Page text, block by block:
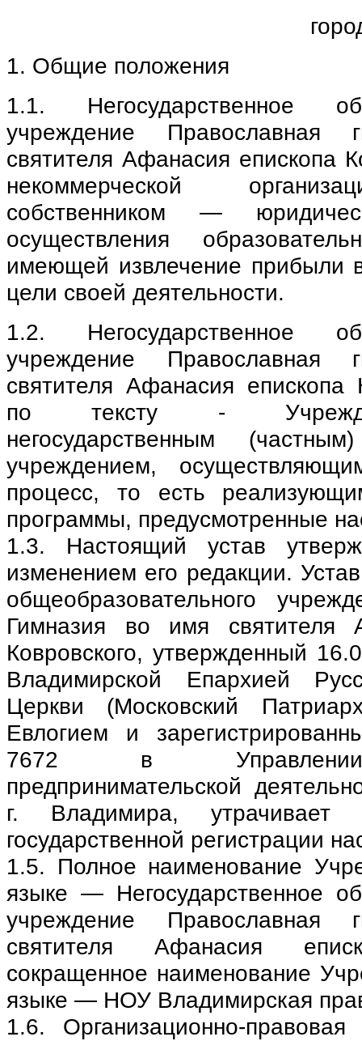
1. Общие положения
1.1. Негосударственное
учреждение
святителя Афанасия епископа
некоммерческой
собственником —
осуществления
имеющей извлечение прибыли
цели своей деятельности.
1.2. Негосударственное
учреждение
святителя Афанасия епископа
по тексту -
негосударственным
учреждением,
процесс, то есть
программы, предусмотренные
1.3. Настоящий устав
изменением его редакции. Устав
общеобразовательного
Гимназия во имя святителя
Ковровского, утвержденный
Владимирской Епархией
Церкви (Московский
Евлогием и
7672 в Управлении
предпринимательской
г. Владимира,
государственной регистрации
1.5. Полное наименование
языке — Негосударственное
учреждение
святителя Афанасия
сокращенное наименование
языке — НОУ Владимирская
1.6. Организационно-